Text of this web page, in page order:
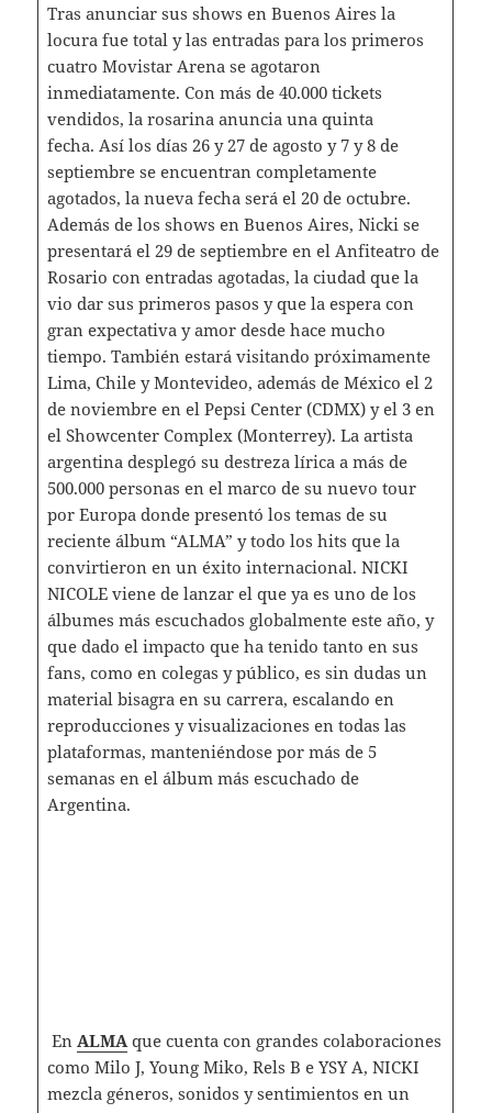
Tras anunciar sus shows en Buenos Aires la
locura fue total y las entradas para los primeros
cuatro Movistar Arena se agotaron
inmediatamente. Con más de 40.000 tickets
vendidos, la rosarina anuncia una quinta
fecha. Así los días 26 y 27 de agosto y 7 y 8 de
septiembre se encuentran completamente
agotados, la nueva fecha será el 20 de octubre.
Además de los shows en Buenos Aires, Nicki se
presentará el 29 de septiembre en el Anfiteatro de
Rosario con entradas agotadas, la ciudad que la
vio dar sus primeros pasos y que la espera con
gran expectativa y amor desde hace mucho
tiempo. También estará visitando próximamente
Lima, Chile y Montevideo, además de México el 2
de noviembre en el Pepsi Center (CDMX) y el 3 en
el Showcenter Complex (Monterrey). La artista
argentina desplegó su destreza lírica a más de
500.000 personas en el marco de su nuevo tour
por Europa donde presentó los temas de su
reciente álbum “ALMA” y todo los hits que la
convirtieron en un éxito internacional. NICKI
NICOLE viene de lanzar el que ya es uno de los
álbumes más escuchados globalmente este año, y
que dado el impacto que ha tenido tanto en sus
fans, como en colegas y público, es sin dudas un
material bisagra en su carrera, escalando en
reproducciones y visualizaciones en todas las
plataformas, manteniéndose por más de 5
semanas en el álbum más escuchado de
Argentina.
En ALMAque cuenta con grandes colaboraciones
como Milo J, Young Miko, Rels B e YSY A, NICKI
mezcla géneros, sonidos y sentimientos en un